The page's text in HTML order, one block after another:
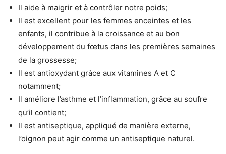
Il aide à maigrir et à contrôler notre poids;
Il est excellent pour les femmes enceintes et les
enfants, il contribue à la croissance et au bon
développement du fœtus dans les premières semaines
de la grossesse;
Il est antioxydant grâce aux vitamines A et C
notamment;
Il améliore l’asthme et l’inflammation, grâce au soufre
qu’il contient;
Il est antiseptique, appliqué de manière externe,
l’oignon peut agir comme un antiseptique naturel.